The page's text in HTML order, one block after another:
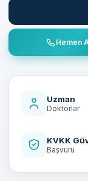
Hemen
Uzman
Doktorlar
KVKK
Başvuru